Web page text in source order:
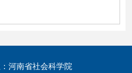
河南省社会科学院